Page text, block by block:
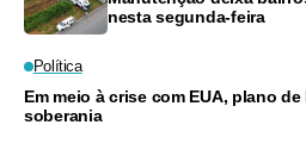
nesta segunda-feira
Política
Em meio à crise com EUA, plano
soberania